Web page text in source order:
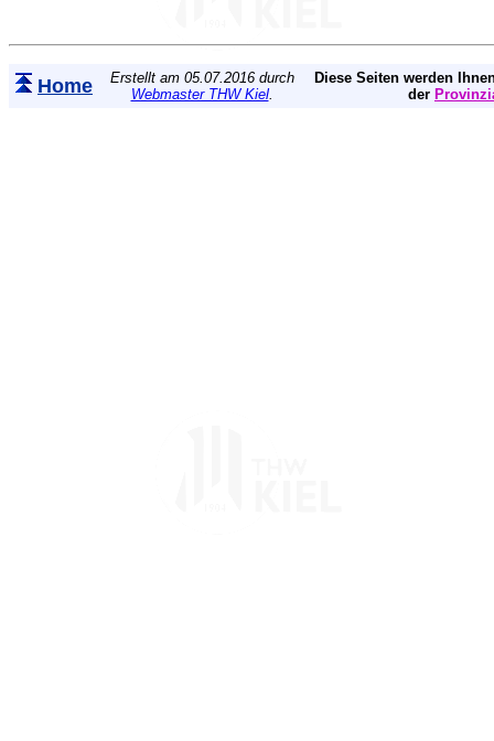
Home
Erstellt am 05.07.2016 durch
Webmaster THW Kiel.
Diese Seiten werden
der